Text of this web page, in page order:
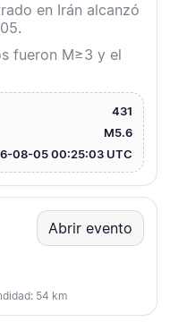
en Irán alcanzó
fueron M≥3 y el
431
M5.6
08-05 00:25:03 UTC
Abrir evento
54 km